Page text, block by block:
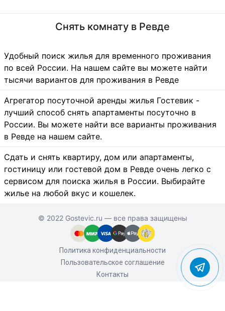
Снять комнату в Ревде
Удобный поиск жилья для временного проживания
по всей России. На нашем сайте вы можете найти
тысячи вариантов для проживания в Ревде
Агрегатор посуточной аренды жилья Гостевик -
лучший способ снять апартаменты посуточно в
России. Вы можете найти все варианты проживания
в Ревде на нашем сайте.
Сдать и снять квартиру, дом или апартаменты,
гостиницу или гостевой дом в Ревде очень легко с
сервисом для поиска жилья в России. Выбирайте
жилье на любой вкус и кошелек.
© 2022 Gostevic.ru — все права защищены
Политика конфиденциальности
Пользовательское соглашение
Контакты